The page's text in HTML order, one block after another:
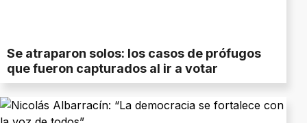
Se atraparon solos: los casos de prófugos
que fueron capturados al ir a votar